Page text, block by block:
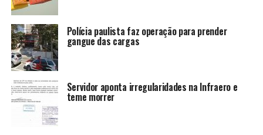
Polícia paulista faz operação para prender
gangue das cargas
Servidor aponta irregularidades na Infraero e
teme morrer